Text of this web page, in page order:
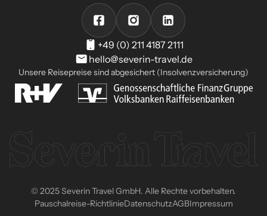
+49 (0) 211 4187 2111
hello@severin-travel.de
Unsere Reisepreise sind abgesichert (Insolvenzversicherung)
© 2025 Severin Travel GmbH. Alle Rechte vorbehalten.
Pauschalreise-RichtlinieDatenschutzAGBImpressum